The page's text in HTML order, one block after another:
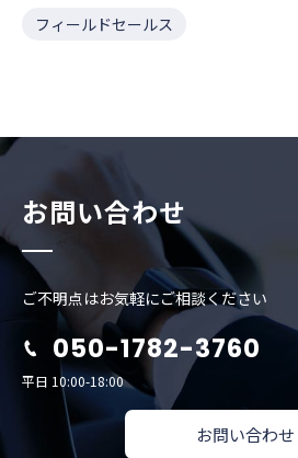
フィールドセールス
お問い合わせ
ご不明点はお気軽にご相談ください
050-1782-3760
平日 10:00-18:00
お問い合わせ